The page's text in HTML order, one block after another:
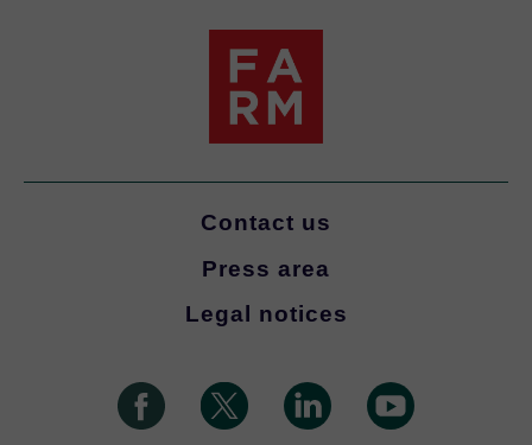
Contact us
Press area
Legal notices